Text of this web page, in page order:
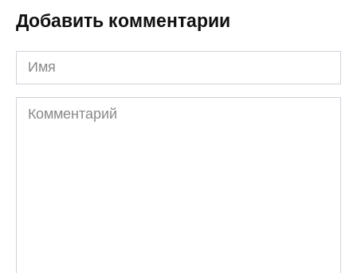
Добавить комментарии
Имя
Комментарий